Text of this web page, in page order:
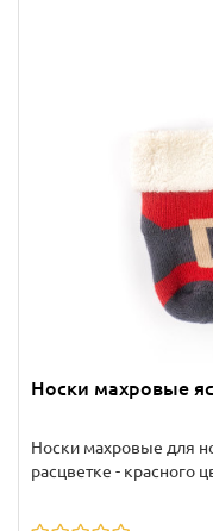
Носки махровые
Носки махровые для
расцветке - красного